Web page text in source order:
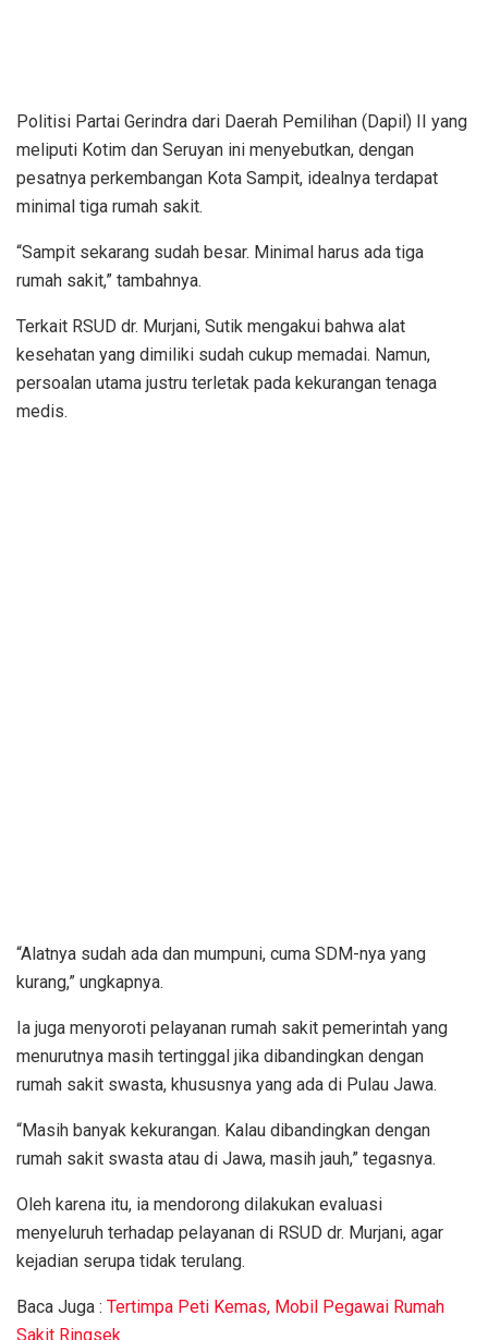
Politisi Partai Gerindra dari Daerah Pemilihan (Dapil) II yang
meliputi Kotim dan Seruyan ini menyebutkan, dengan
pesatnya perkembangan Kota Sampit, idealnya terdapat
minimal tiga rumah sakit.
“Sampit sekarang sudah besar. Minimal harus ada tiga
rumah sakit,” tambahnya.
Terkait RSUD dr. Murjani, Sutik mengakui bahwa alat
kesehatan yang dimiliki sudah cukup memadai. Namun,
persoalan utama justru terletak pada kekurangan tenaga
medis.
“Alatnya sudah ada dan mumpuni, cuma SDM-nya yang
kurang,” ungkapnya.
Ia juga menyoroti pelayanan rumah sakit pemerintah yang
menurutnya masih tertinggal jika dibandingkan dengan
rumah sakit swasta, khususnya yang ada di Pulau Jawa.
“Masih banyak kekurangan. Kalau dibandingkan dengan
rumah sakit swasta atau di Jawa, masih jauh,” tegasnya.
Oleh karena itu, ia mendorong dilakukan evaluasi
menyeluruh terhadap pelayanan di RSUD dr. Murjani, agar
kejadian serupa tidak terulang.
Baca Juga : Tertimpa Peti Kemas, Mobil Pegawai Rumah
Sakit Ringsek